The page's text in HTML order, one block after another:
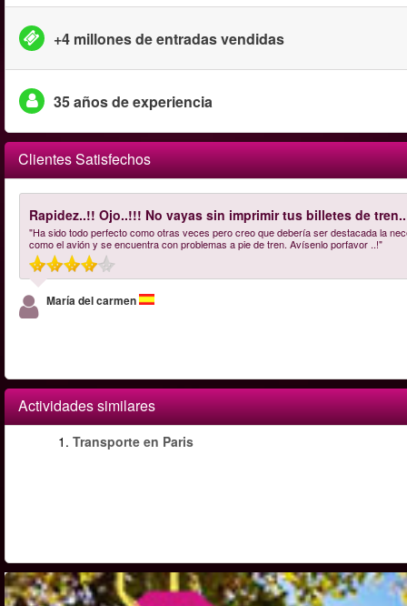
+4 millones de entradas vendidas
35 años de experiencia
Clientes Satisfechos
Rapidez..!! Ojo..!!! No vayas sin imprimir tus billetes de
"Ha sido todo perfecto como otras veces pero creo que debería ser destacada la
como el avión y se encuentra con problemas a pie de tren. Avísenlo porfavor ..!"
María del carmen
Actividades similares
1. Transporte en Paris